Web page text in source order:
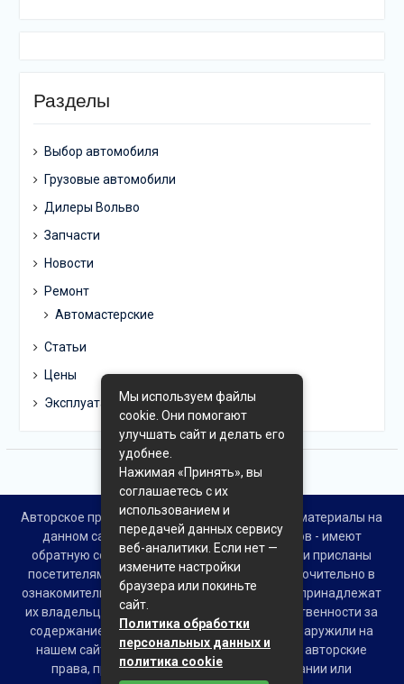
Разделы
Выбор автомобиля
Грузовые автомобили
Дилеры Вольво
Запчасти
Новости
Ремонт
Автомастерские
Статьи
Цены
Эксплуатация
Авторское право © Все права защищены. Все материалы на
данном сайте взяты из открытых источников - имеют
обратную ссылку на материал в интернете или присланы
посетителями сайта и предоставляются исключительно в
ознакомительных целях. Права на материалы принадлежат
их владельцам. Администрация сайта ответственности за
содержание материала не несет. Если Вы обнаружили на
нашем сайте материалы, которые нарушают авторские
права, принадлежащие Вам, Вашей компании или
Мы используем файлы
cookie. Они помогают
улучшать сайт и делать его
удобнее.
Нажимая «Принять», вы
соглашаетесь с их
использованием и
передачей данных сервису
веб-аналитики. Если нет —
измените настройки
браузера или покиньте
сайт.
Политика обработки
персональных данных и
политика cookie